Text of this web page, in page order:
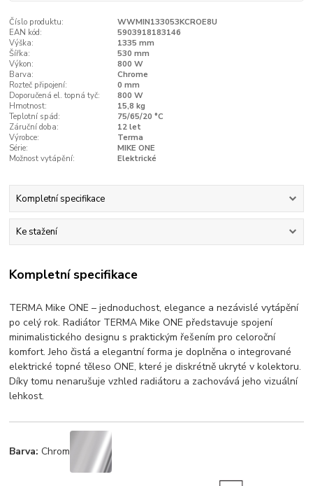
Číslo produktu:
WWMIN133053KCROE8U
EAN kód:
5903918183146
Výška:
1335 mm
Šířka:
530 mm
Výkon:
800 W
Barva:
Chrome
Rozteč připojení:
0 mm
Doporučená el. topná tyč:
800 W
Hmotnost:
15,8 kg
Teplotní spád:
75/65/20 °C
Záruční doba:
12 let
Výrobce:
Terma
Série:
MIKE ONE
Možnost vytápění:
Elektrické
Kompletní specifikace
Ke stažení
Kompletní specifikace
TERMA Mike ONE – jednoduchost, elegance a nezávislé vytápění
po celý rok. Radiátor TERMA Mike ONE představuje spojení
minimalistického designu s praktickým řešením pro celoroční
komfort. Jeho čistá a elegantní forma je doplněna o integrované
elektrické topné těleso ONE, které je diskrétně ukryté v kolektoru.
Díky tomu nenarušuje vzhled radiátoru a zachovává jeho vizuální
lehkost.
Barva: Chrom